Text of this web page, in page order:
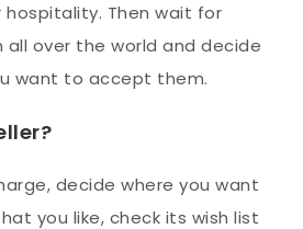
hospitality. Then wait for
over the world and decide
want to accept them.
decide where you want
you like, check its wish list